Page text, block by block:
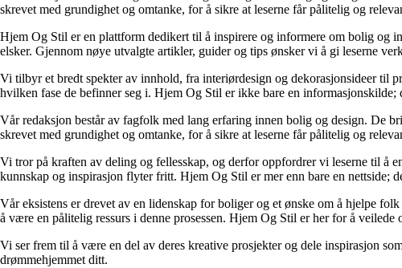
skrevet med grundighet og omtanke, for å sikre at leserne får pålitelig og
Hjem Og Stil er en plattform dedikert til å inspirere og informere om bolig og
elsker. Gjennom nøye utvalgte artikler, guider og tips ønsker vi å gi leserne
Vi tilbyr et bredt spekter av innhold, fra interiørdesign og dekorasjonsideer til
hvilken fase de befinner seg i. Hjem Og Stil er ikke bare en
Vår redaksjon består av fagfolk med lang erfaring innen bolig og design. De
skrevet med grundighet og omtanke, for å sikre at leserne får pålitelig og
Vi tror på kraften av deling og fellesskap, og derfor oppfordrer vi leserne til å
kunnskap og inspirasjon flyter fritt. Hjem Og Stil er mer enn bare en nettside;
Vår eksistens er drevet av en lidenskap for boliger og et ønske om å hjelpe
å være en pålitelig ressurs i denne prosessen. Hjem Og Stil er her for å veilede
Vi ser frem til å være en del av deres kreative prosjekter og dele inspirasjon
drømmehjemmet ditt.